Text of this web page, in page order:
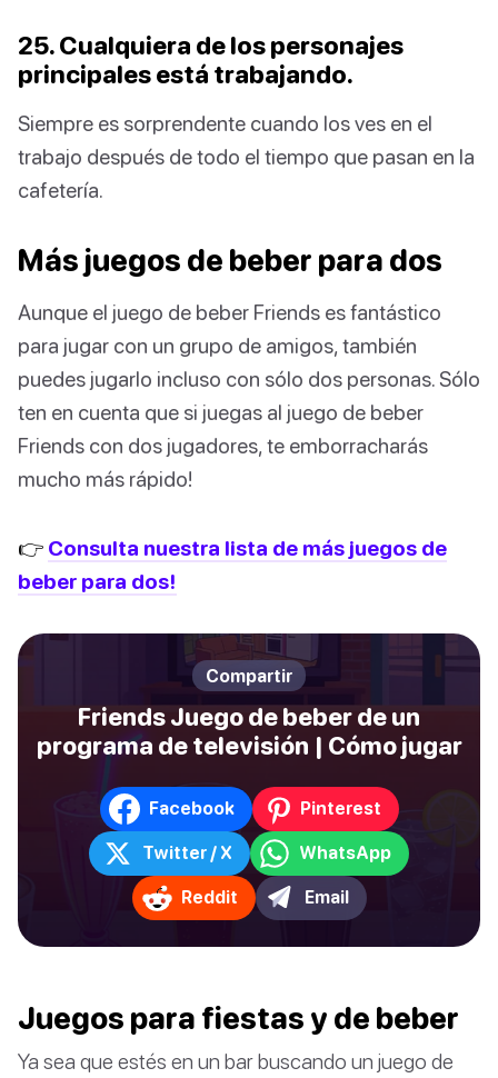
25. Cualquiera de los personajes
principales está trabajando.
Siempre es sorprendente cuando los ves en el
trabajo después de todo el tiempo que pasan en la
cafetería.
Más juegos de beber para dos
Aunque el juego de beber Friends es fantástico
para jugar con un grupo de amigos, también
puedes jugarlo incluso con sólo dos personas. Sólo
ten en cuenta que si juegas al juego de beber
Friends con dos jugadores, te emborracharás
mucho más rápido!
👉 Consulta nuestra lista de más juegos de
beber para dos!
Compartir
Friends Juego de beber de un
programa de televisión | Cómo jugar
Facebook Pinterest
Twitter / X WhatsApp
Reddit Email
Juegos para fiestas y de beber
Ya sea que estés en un bar buscando un juego de